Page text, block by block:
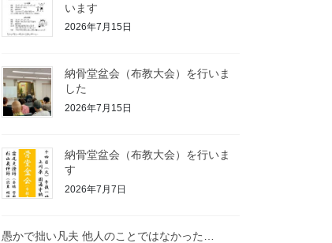
います
2026年7月15日
納骨堂盆会（布教大会）を行いま
した
2026年7月15日
納骨堂盆会（布教大会）を行いま
す
2026年7月7日
愚かで拙い凡夫 他人のことではなかった…